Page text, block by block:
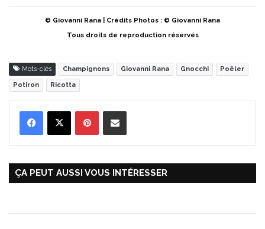
© Giovanni Rana | Crédits Photos : © Giovanni Rana
Tous droits de reproduction réservés
Mots-clés Champignons Giovanni Rana Gnocchi Poêler
Potiron Ricotta
ÇA PEUT AUSSI VOUS INTÉRESSER